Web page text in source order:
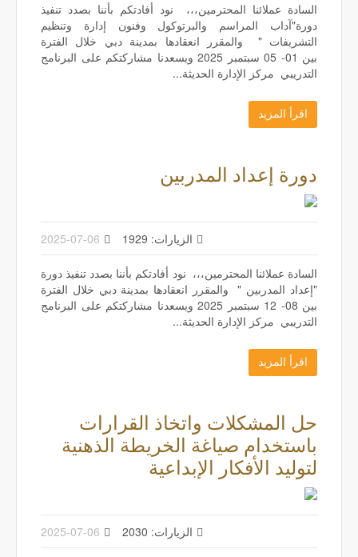
السادة عملائنا المحترمين،،، نود أفادتكم بأننا بصدد تنفيذ
دورة"آداب المراسم والبرتوكول وفنون إدارة وتنظيم
التشريفات " والمقرر انعقادها بمدينة دبي خلال الفترة
بين 01- 05 سبتمبر 2025 ويسعدنا مشاركتكم على البرنامج
التدريبي مركز الإدارة الحديثة...
اقرأ المزيد
دورة إعداد المدربين
2025-07-06 الزيارات: 1929
السادة عملائنا المحترمين،،، نود أفادتكم بأننا بصدد تنفيذ دورة
"إعداد المدربين " والمقرر انعقادها بمدينة دبي خلال الفترة
بين 08- 12 سبتمبر 2025 ويسعدنا مشاركتكم على البرنامج
التدريبي مركز الإدارة الحديثة...
اقرأ المزيد
حل المشكلات واتخاذ القرارات
باستخدام صياغة الخريطة الذهنية
لتوليد الأفكار الإبداعية
2025-07-06 الزيارات: 2030